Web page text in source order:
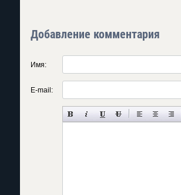
Добавление комментария
Имя:
E-mail: